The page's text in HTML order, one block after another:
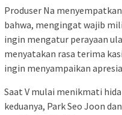
Produser Na
bahwa, mengingat wajib
ingin mengatur perayaan
menyatakan rasa terima
ingin menyampaikan
Saat V mulai menikmati
keduanya, Park Seo Joon